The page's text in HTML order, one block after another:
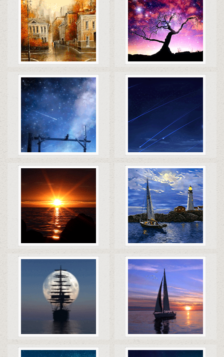
Коды Скачать
Коды Скачать Коды Скачать
Скачать Коды Скачать